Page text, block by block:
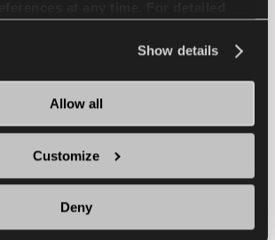
Show details
Allow all
Customize
Deny
в любое время года для
ВСЕ СЕЗОНЫ
НА СНЕГУ